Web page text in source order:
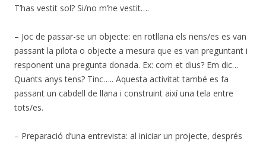
T’has vestit sol? Si/no m’he vestit….
– Joc de passar-se un objecte: en rotllana els nens/es es van
passant la pilota o objecte a mesura que es van preguntant i
responent una pregunta donada. Ex: com et dius? Em dic…
Quants anys tens? Tinc….. Aquesta activitat també es fa
passant un cabdell de llana i construint així una tela entre
tots/es.
– Preparació d’una entrevista: al iniciar un projecte, després